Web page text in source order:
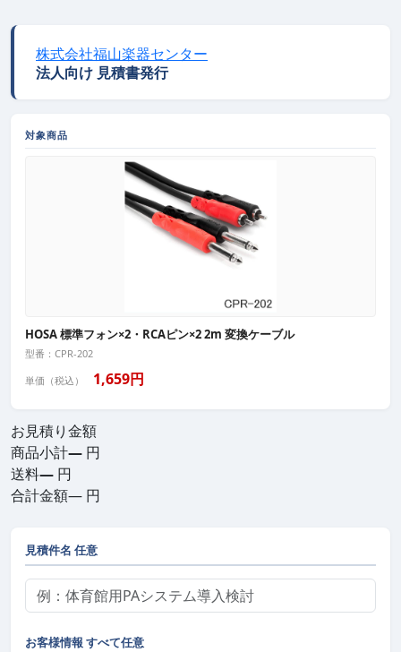
株式会社福山楽器センター
法人向け 見積書発行
対象商品
HOSA 標準フォン×2・RCAピン×2 2m 変換ケーブル
型番：CPR-202
単価（税込）
1,659円
お見積り金額
商品小計— 円
送料— 円
合計金額— 円
見積件名 任意
お客様情報 すべて任意